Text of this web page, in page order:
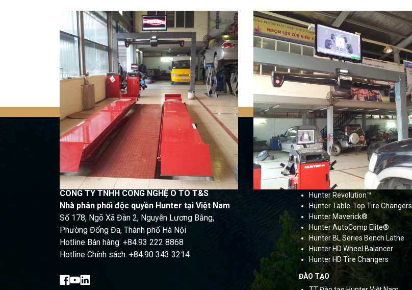
Quay trở lại
CÔNG TY TNHH CÔNG NGHỆ Ô TÔ T&S
Nhà phân phối độc quyền Hunter tại Việt Nam
Số 178, Ngõ Xã Đàn 2, Nguyễn Lương Bằng,
Phường Đống Đa, Thành phố Hà Nội
Hotline Bán hàng: +84.93 222 8868
Hotline Chính sách: +84.90 343 3214
SẢN PHẨM
Hunter HawkEye Elite®
Hunter HawkEye® XL
Hunter Road Force®Elite
Hunter SmartWeight® HN
Hunter Revolution™
Hunter Table-Top Tire Changers
Hunter Maverick®
Hunter AutoComp Elite®
Hunter BL Series Bench Lathe
Hunter HD Wheel Balancer
Hunter HD Tire Changers
ĐÀO TẠO